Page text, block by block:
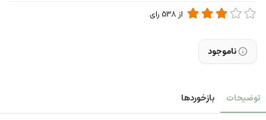
از538رای
ناموجود
توضیحات بازخوردها